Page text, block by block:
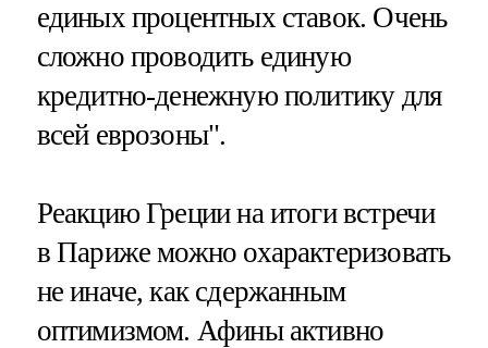
единых процентных ставок. Очень
сложно проводить единую
кредитно-денежную политику для
всей еврозоны".
Реакцию Греции на итоги встречи
в Париже можно охарактеризовать
не иначе, как сдержанным
оптимизмом. Афины активно